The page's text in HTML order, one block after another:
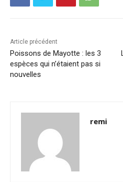
Article précédent
Poissons de Mayotte : les 3
espèces qui n’étaient pas si
nouvelles
remi